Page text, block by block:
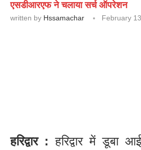
एसडीआरएफ ने चलाया सर्च ऑपरेशन
written by Hssamachar February
हरिद्वार :हरिद्वार में डूबा